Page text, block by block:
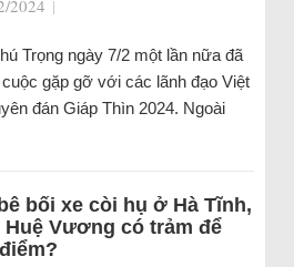
2024 |
Trọng ngày 7/2 một lần nữa đã
gặp gỡ với các lãnh đạo Việt
đán Giáp Thìn 2024. Ngoài
bối xe còi hụ ở Hà Tĩnh,
Huệ Vương có trảm để